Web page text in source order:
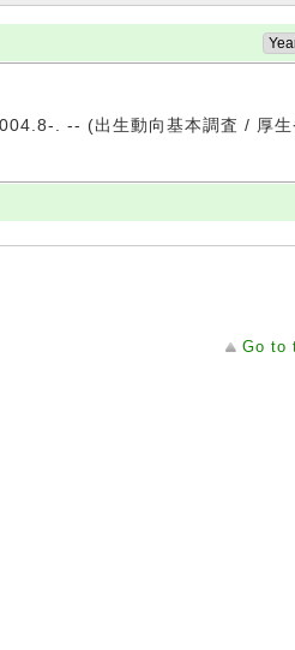
. -- (出生動向基本調査 / 厚生
Go to